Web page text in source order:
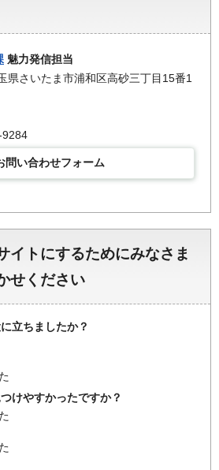
魅力発信担当
県さいたま市浦和区高砂三丁目15番1
9284
問い合わせフォーム
イトにするためにみなさま
せください
立ちましたか？
けやすかったですか？